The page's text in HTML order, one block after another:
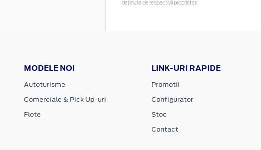
deținute de respectivii proprietari
MODELE NOI
Autoturisme
Comerciale & Pick Up-uri
Flote
LINK-URI RAPIDE
Promotii
Configurator
Stoc
Contact